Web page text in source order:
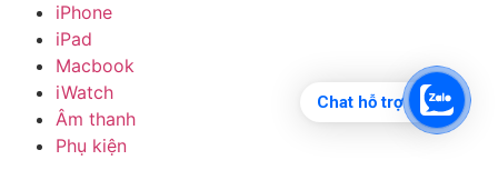
iPhone
iPad
Macbook
iWatch
Âm thanh
Phụ kiện
Chat hỗ trợ